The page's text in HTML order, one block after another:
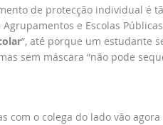
de protecção individual é
e Escolas
”, até porque um estudante
sem máscara “não pode
com o colega do lado vão